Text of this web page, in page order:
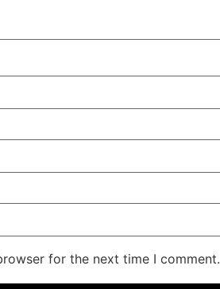
for the next time I comment.